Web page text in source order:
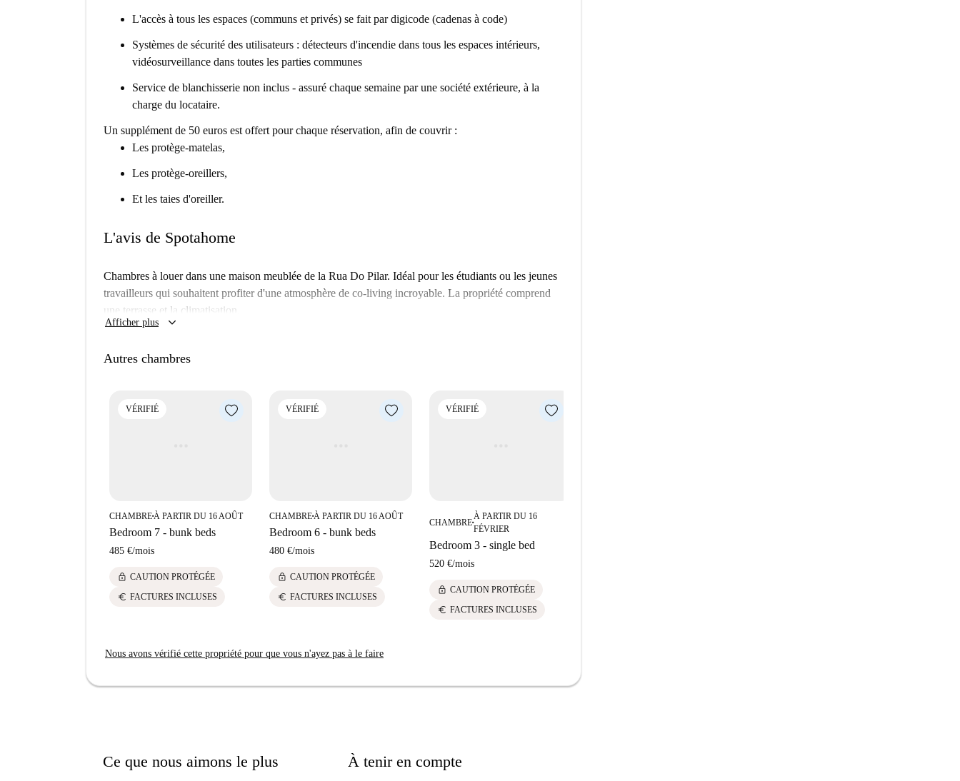
L'accès à tous les espaces (communs et privés) se fait par digicode (cadenas à code)
Systèmes de sécurité des utilisateurs : détecteurs d'incendie dans tous les espaces intérieurs,
vidéosurveillance dans toutes les parties communes
Service de blanchisserie non inclus - assuré chaque semaine par une société extérieure, à la
charge du locataire.
Un supplément de 50 euros est offert pour chaque réservation, afin de couvrir :
Les protège-matelas,
Les protège-oreillers,
Et les taies d'oreiller.
L'avis de Spotahome
Chambres à louer dans une maison meublée de la Rua Do Pilar. Idéal pour les étudiants ou les jeunes
travailleurs qui souhaitent profiter d'une atmosphère de co-living incroyable. La propriété comprend
une terrasse et la climatisation.
Afficher plus keyboard_arrow_down
Autres chambres
VÉRIFIÉ
CHAMBRE■À PARTIR DU 16 AOÛT
Bedroom 7 - bunk beds
485 €/mois
lock CAUTION PROTÉGÉE
euro FACTURES INCLUSES
VÉRIFIÉ
CHAMBRE■À PARTIR DU 16 AOÛT
Bedroom 6 - bunk beds
480 €/mois
lock CAUTION PROTÉGÉE
euro FACTURES INCLUSES
VÉRIFIÉ
CHAMBRE■
À PARTIR DU 16
FÉVRIER
Bedroom 3 - single bed
520 €/mois
lock CAUTION PROTÉGÉE
euro FACTURES INCLUSES
Nous avons vérifié cette propriété pour que vous n'ayez pas à le faire
Ce que nous aimons le plus À tenir en compte